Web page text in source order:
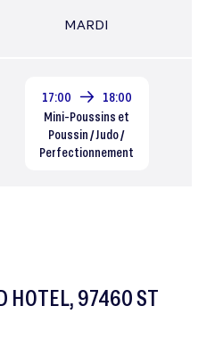
MARDI
17:00
18:00
Mini-Poussins et
Poussin / Judo /
Perfectionnement
HOTEL, 97460 ST